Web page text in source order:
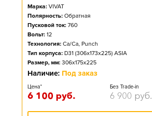
Марка: VIVAT
Полярность: Обратная
Пусковой ток: 760
Вольт: 12
Технология: Ca/Ca, Punch
Тип корпуса: D31 (306x173x225) ASIA
Размер, мм: 306x175x225
Наличие: Под заказ
Цена*
6 100 руб.
Без Trade-in
6 900 руб.